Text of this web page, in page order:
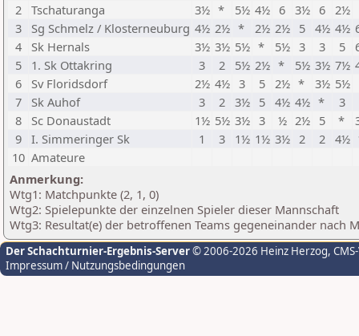
2 Tschaturanga 3½ * 5½ 4½ 6 3½ 6 2½
3
Sg Schmelz / Klosterneuburg 4½ 2½ * 2½ 2½ 5 4½ 4½
4
Sk Hernals 3½ 3½ 5½ * 5½ 3 3 5
5
1. Sk Ottakring 3 2 5½ 2½ * 5½ 3½ 7½
6
Sv Floridsdorf 2½ 4½ 3 5 2½ * 3½ 5½
7
Sk Auhof 3 2 3½ 5 4½ 4½ *
3
8
Sc Donaustadt 1½ 5½ 3½ 3 ½ 2½ 5 *
9 I. Simmeringer Sk 1 3 1½ 1½ 3½ 2 2 4½
10 Amateure
Anmerkung:
Wtg1: Matchpunkte (2, 1, 0)
Wtg2: Spielepunkte der einzelnen Spieler dieser Mannschaft
Wtg3: Resultat(e) der betroffenen Teams gegeneinander nach
Der Schachturnier-Ergebnis-Server© 2006-2026 Heinz Herzog,
Impressum / Nutzungsbedingungen